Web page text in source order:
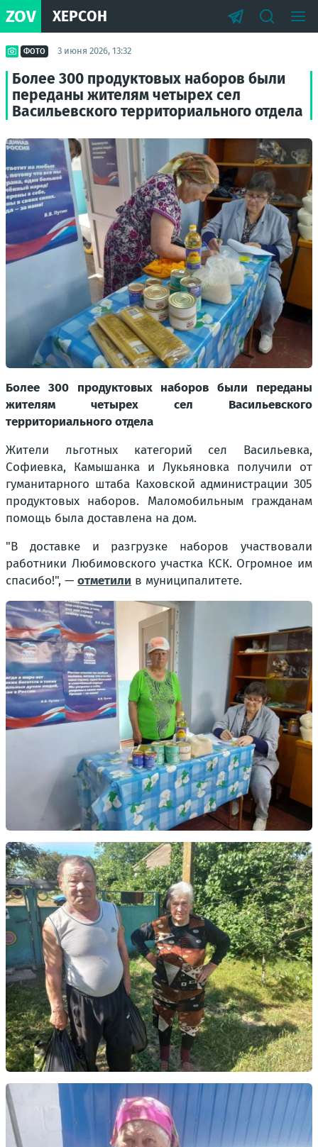
ZOV ХЕРСОН
ФОТО 3 июня 2026, 13:32
Более 300 продуктовых наборов были
переданы жителям четырех сел
Васильевского территориального отдела
Более 300 продуктовых наборов были переданы
жителям четырех сел Васильевского
территориального отдела
Жители льготных категорий сел Васильевка,
Софиевка, Камышанка и Лукьяновка получили от
гуманитарного штаба Каховской администрации 305
продуктовых наборов. Маломобильным гражданам
помощь была доставлена на дом.
"В доставке и разгрузке наборов участвовали
работники Любимовского участка КСК. Огромное им
спасибо!", — отметили в муниципалитете.